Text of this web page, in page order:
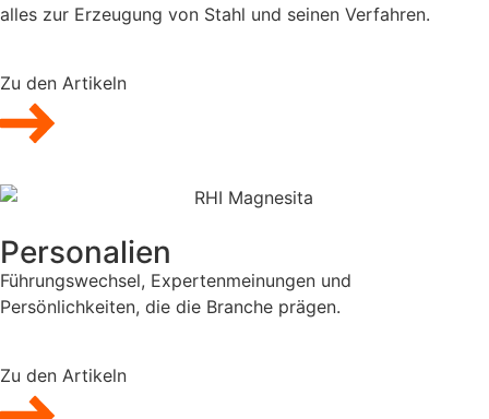
alles zur Erzeugung von Stahl und seinen Verfahren.
Zu den Artikeln
Personalien
Führungswechsel, Expertenmeinungen und
Persönlichkeiten, die die Branche prägen.
Zu den Artikeln